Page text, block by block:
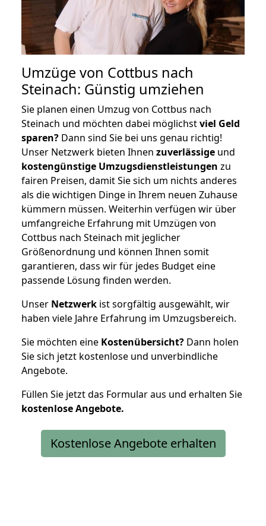
Umzüge von Cottbus nach
Steinach: Günstig umziehen
Sie planen einen Umzug von Cottbus nach
Steinach und möchten dabei möglichstviel Geld
sparen? Dann sind Sie bei uns genau richtig!
Unser Netzwerk bieten Ihnen zuverlässige und
kostengünstige Umzugsdienstleistungen zu
fairen Preisen, damit Sie sich um nichts anderes
als die wichtigen Dinge in Ihrem neuen Zuhause
kümmern müssen. Weiterhin verfügen wir über
umfangreiche Erfahrung mit Umzügen von
Cottbus nach Steinach mit jeglicher
Größenordnung und können Ihnen somit
garantieren, dass wir für jedes Budget eine
passende Lösung finden werden.
Unser Netzwerk ist sorgfältig ausgewählt, wir
haben viele Jahre Erfahrung im Umzugsbereich.
Sie möchten eine Kostenübersicht? Dann holen
Sie sich jetzt kostenlose und unverbindliche
Angebote.
Füllen Sie jetzt das Formular aus und erhalten Sie
kostenloseAngebote.
Kostenlose Angebote erhalten